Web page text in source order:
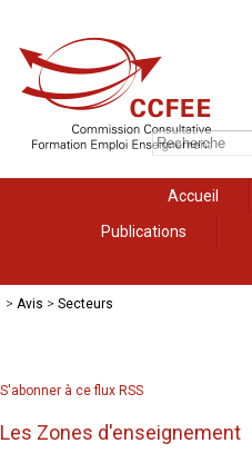
Accueil
Publications
> Avis > Secteurs
S'abonner à ce flux RSS
Les Zones d'enseignement